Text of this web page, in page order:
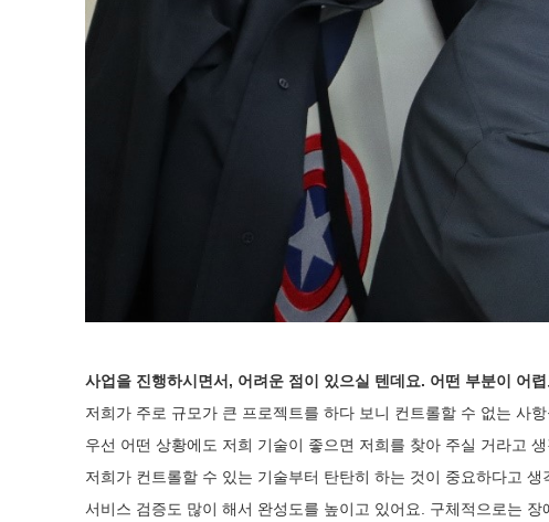
사업을 진행하시면서, 어려운 점이 있으실 텐데요. 어떤 부분이 어
저희가 주로 규모가 큰 프로젝트를 하다 보니 컨트롤할 수 없는 사
우선 어떤 상황에도 저희 기술이 좋으면 저희를 찾아 주실 거라고 생
저희가 컨트롤할 수 있는 기술부터 탄탄히 하는 것이 중요하다고 생
서비스 검증도 많이 해서 완성도를 높이고 있어요. 구체적으로는 장